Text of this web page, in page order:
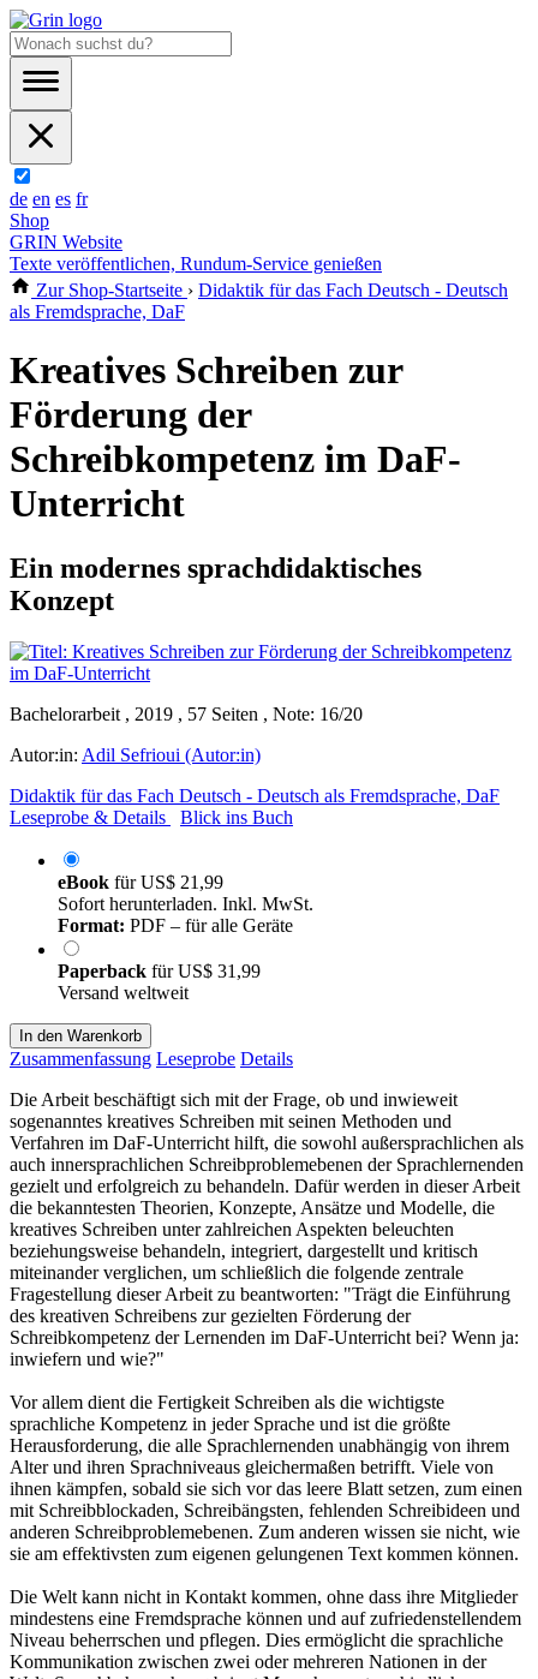
de en es fr
Shop
GRIN Website
Texte veröffentlichen, Rundum-Service genießen
Zur Shop-Startseite › Didaktik für das Fach Deutsch - Deutsch
als Fremdsprache, DaF
Kreatives Schreiben zur
Förderung der
Schreibkompetenz im DaF-
Unterricht
Ein modernes sprachdidaktisches
Konzept
Bachelorarbeit , 2019 , 57 Seiten , Note: 16/20
Autor:in: Adil Sefrioui (Autor:in)
Didaktik für das Fach Deutsch - Deutsch als Fremdsprache, DaF
Leseprobe & Details
Blick ins Buch
eBook fürUS$ 21,99
Sofort herunterladen. Inkl. MwSt.
Format: PDF – für alle Geräte
Paperback fürUS$ 31,99
Versand weltweit
In den Warenkorb
Zusammenfassung Leseprobe Details
Die Arbeit beschäftigt sich mit der Frage, ob und inwieweit
sogenanntes kreatives Schreiben mit seinen Methoden und
Verfahren im DaF-Unterricht hilft, die sowohl außersprachlichen als
auch innersprachlichen Schreibproblemebenen der Sprachlernenden
gezielt und erfolgreich zu behandeln. Dafür werden in dieser Arbeit
die bekanntesten Theorien, Konzepte, Ansätze und Modelle, die
kreatives Schreiben unter zahlreichen Aspekten beleuchten
beziehungsweise behandeln, integriert, dargestellt und kritisch
miteinander verglichen, um schließlich die folgende zentrale
Fragestellung dieser Arbeit zu beantworten: "Trägt die Einführung
des kreativen Schreibens zur gezielten Förderung der
Schreibkompetenz der Lernenden im DaF-Unterricht bei? Wenn ja:
inwiefern und wie?"
Vor allem dient die Fertigkeit Schreiben als die wichtigste
sprachliche Kompetenz in jeder Sprache und ist die größte
Herausforderung, die alle Sprachlernenden unabhängig von ihrem
Alter und ihren Sprachniveaus gleichermaßen betrifft. Viele von
ihnen kämpfen, sobald sie sich vor das leere Blatt setzen, zum einen
mit Schreibblockaden, Schreibängsten, fehlenden Schreibideen und
anderen Schreibproblemebenen. Zum anderen wissen sie nicht, wie
sie am effektivsten zum eigenen gelungenen Text kommen können.
Die Welt kann nicht in Kontakt kommen, ohne dass ihre Mitglieder
mindestens eine Fremdsprache können und auf zufriedenstellendem
Niveau beherrschen und pflegen. Dies ermöglicht die sprachliche
Kommunikation zwischen zwei oder mehreren Nationen in der